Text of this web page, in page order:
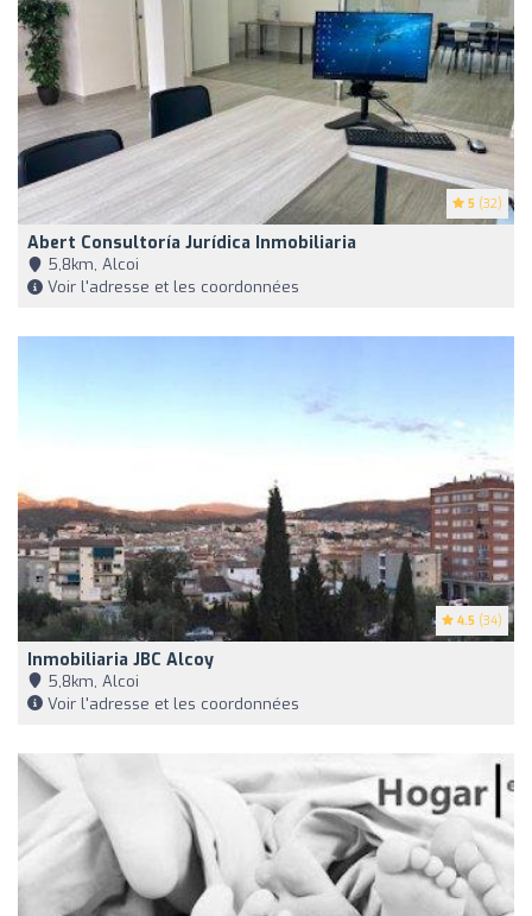
5 (32)
Abert Consultoría Jurídica Inmobiliaria
5,8km, Alcoi
Voir l'adresse et les coordonnées
4.5 (34)
Inmobiliaria JBC Alcoy
5,8km, Alcoi
Voir l'adresse et les coordonnées